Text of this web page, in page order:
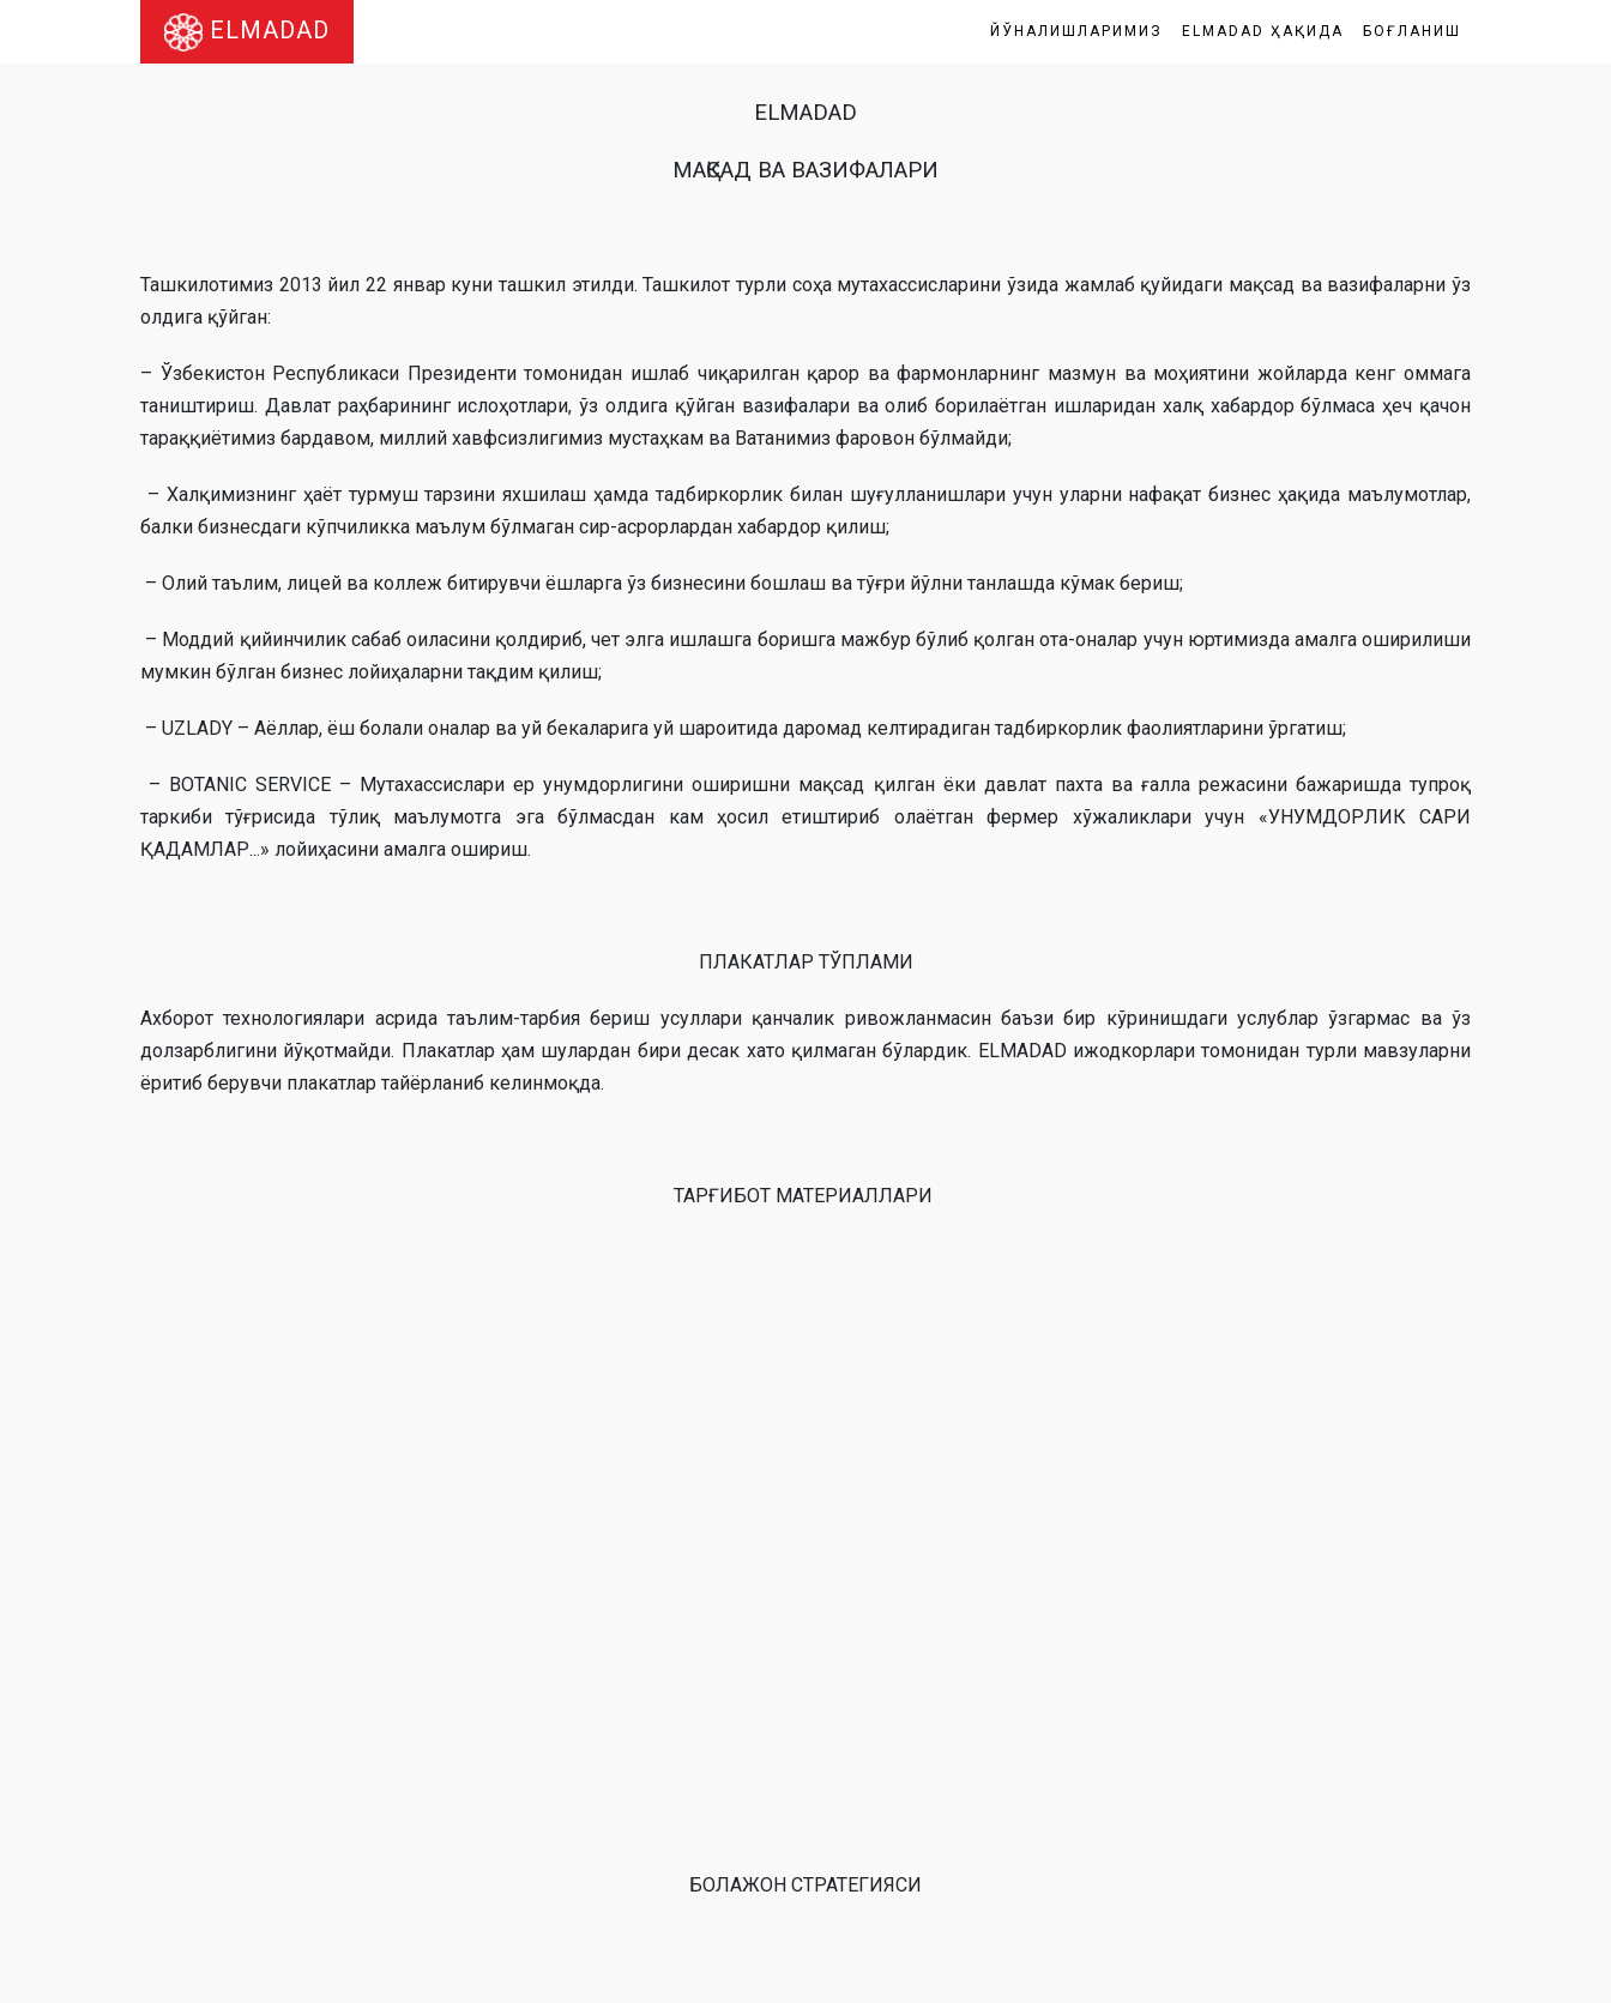
ELMADAD ЙЎНАЛИШЛАРИМИЗ ELMADAD ҲАҚИДА БОҒЛАНИШ
ELMADAD
МАҚСАД ВА ВАЗИФАЛАРИ
Ташкилотимиз 2013 йил 22 январ куни ташкил этилди. Ташкилот турли соҳа мутахассисларини ўзида жамлаб қуйидаги мақсад ва вазифаларни ўз
олдига қўйган:
– Ўзбекистон Республикаси Президенти томонидан ишлаб чиқарилган қарор ва фармонларнинг мазмун ва моҳиятини жойларда кенг оммага
таништириш. Давлат раҳбарининг ислоҳотлари, ўз олдига қўйган вазифалари ва олиб борилаётган ишларидан халқ хабардор бўлмаса ҳеч қачон
тараққиётимиз бардавом, миллий хавфсизлигимиз мустаҳкам ва Ватанимиз фаровон бўлмайди;
– Халқимизнинг ҳаёт турмуш тарзини яхшилаш ҳамда тадбиркорлик билан шуғулланишлари учун уларни нафақат бизнес ҳақида маълумотлар,
балки бизнесдаги кўпчиликка маълум бўлмаган сир-асрорлардан хабардор қилиш;
– Олий таълим, лицей ва коллеж битирувчи ёшларга ўз бизнесини бошлаш ва тўғри йўлни танлашда кўмак бериш;
– Моддий қийинчилик сабаб оиласини қолдириб, чет элга ишлашга боришга мажбур бўлиб қолган ота-оналар учун юртимизда амалга оширилиши
мумкин бўлган бизнес лойиҳаларни тақдим қилиш;
– UZLADY – Аёллар, ёш болали оналар ва уй бекаларига уй шароитида даромад келтирадиган тадбиркорлик фаолиятларини ўргатиш;
– BOTANIC SERVICE – Мутахассислари ер унумдорлигини оширишни мақсад қилган ёки давлат пахта ва ғалла режасини бажаришда тупроқ
таркиби тўғрисида тўлиқ маълумотга эга бўлмасдан кам ҳосил етиштириб олаётган фермер хўжаликлари учун «УНУМДОРЛИК САРИ
ҚАДАМЛАР...» лойиҳасини амалга ошириш.
ПЛАКАТЛАР ТЎПЛАМИ
Ахборот технологиялари асрида таълим-тарбия бериш усуллари қанчалик ривожланмасин баъзи бир кўринишдаги услублар ўзгармас ва ўз
долзарблигини йўқотмайди. Плакатлар ҳам шулардан бири десак хато қилмаган бўлардик. ELMADAD ижодкорлари томонидан турли мавзуларни
ёритиб берувчи плакатлар тайёрланиб келинмоқда.
ТАРҒИБОТ МАТЕРИАЛЛАРИ
БОЛАЖОН СТРАТЕГИЯСИ